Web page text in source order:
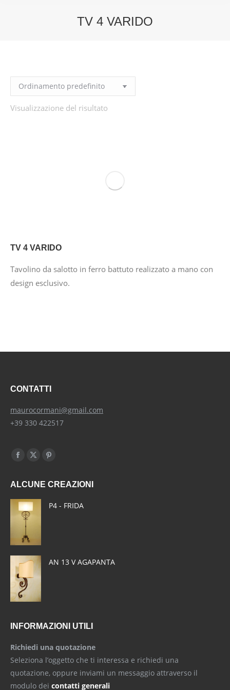
TV 4 VARIDO
Visualizzazione del risultato
TV 4 VARIDO
Tavolino da salotto in ferro battuto realizzato a mano con
design esclusivo.
CONTATTI
maurocormani@gmail.com
+39 330 422517
Find us on:
Facebook
opens
in
new
window
X
opens
in
new
Pinterest
opens
ALCUNE CREAZIONI
P4 - FRIDA
AN 13 V AGAPANTA
INFORMAZIONI UTILI
Richiedi una quotazione
Seleziona l’oggetto che ti interessa e richiedi una
quotazione, oppure inviami un messaggio attraverso il
modulo dei contatti generali